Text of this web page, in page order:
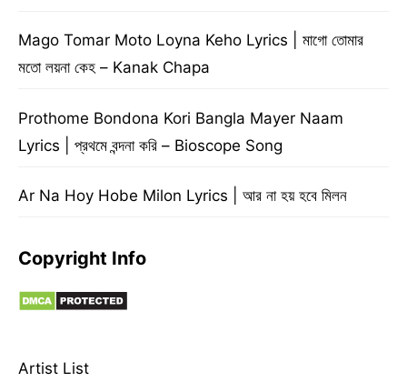
Mago Tomar Moto Loyna Keho Lyrics | মাগো তোমার
মতো লয়না কেহ – Kanak Chapa
Prothome Bondona Kori Bangla Mayer Naam
Lyrics | প্রথমে বন্দনা করি – Bioscope Song
Ar Na Hoy Hobe Milon Lyrics | আর না হয় হবে মিলন
Copyright Info
Artist List